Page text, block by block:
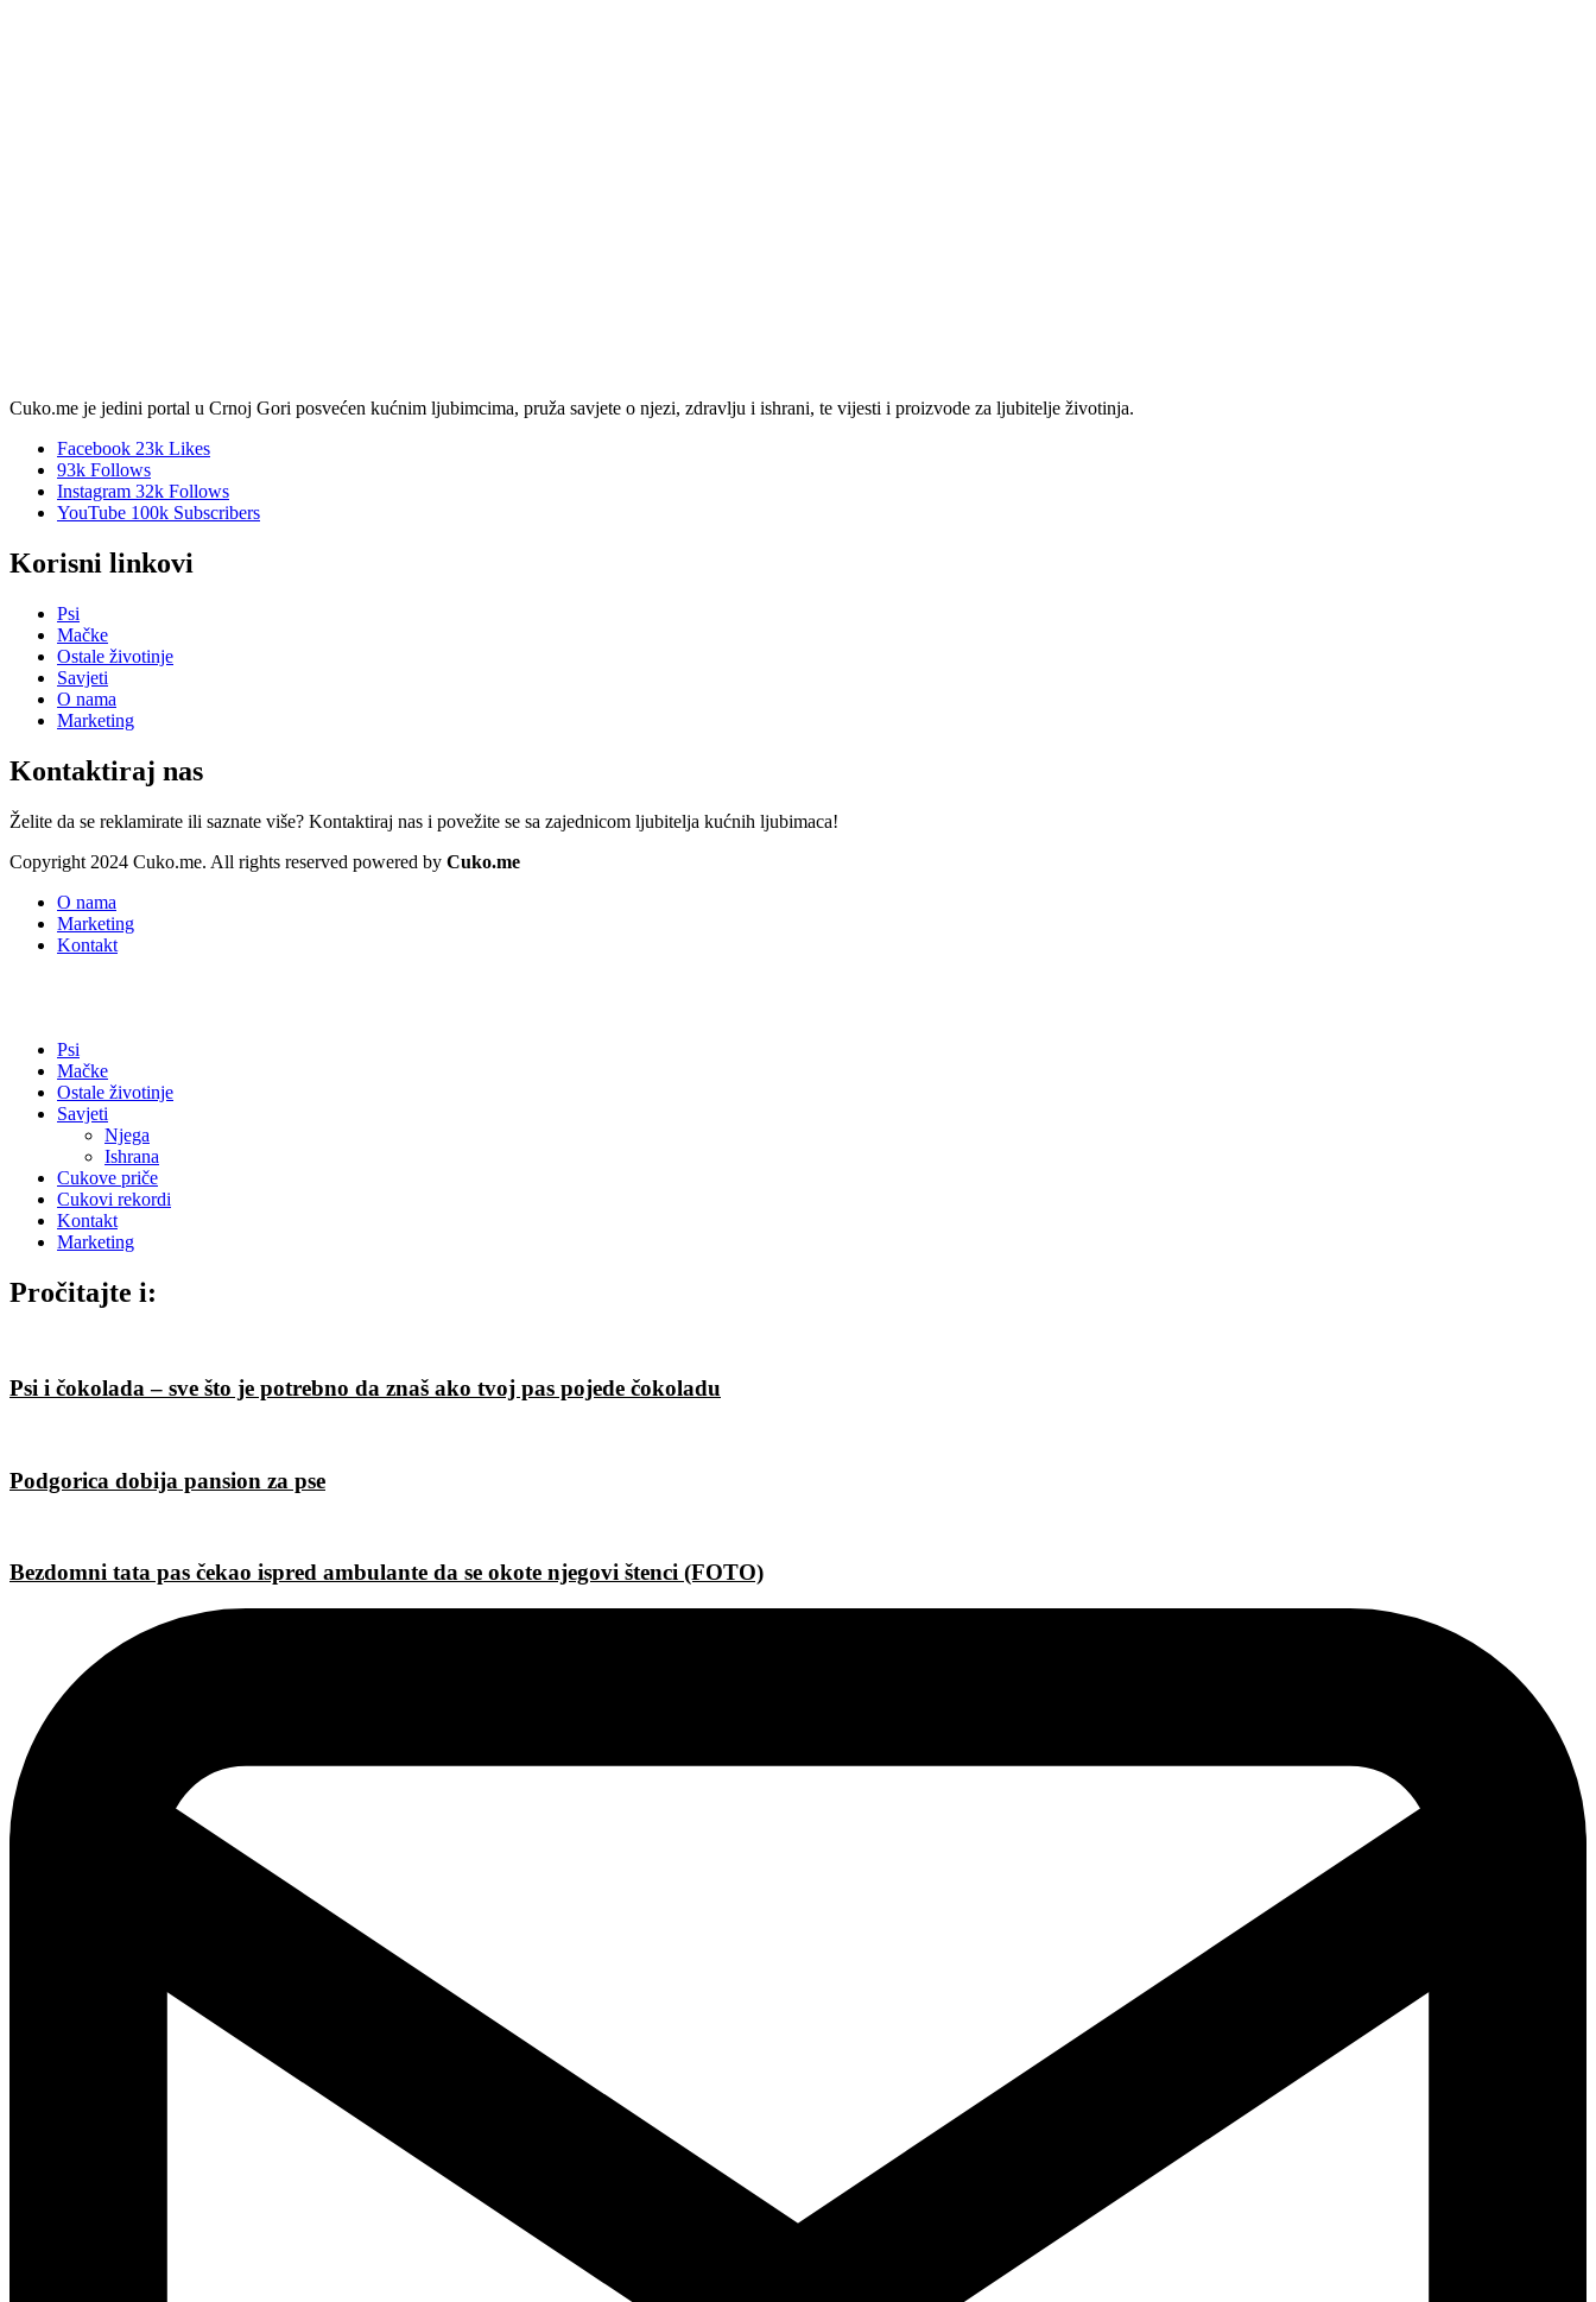
Cuko.me je jedini portal u Crnoj Gori posvećen kućnim ljubimcima, pruža savjete o njezi, zdravlju i ishrani, te vijesti i proizvode za ljubitelje životinja.
Facebook 23k Likes
93k Follows
Instagram 32k Follows
YouTube 100k Subscribers
Korisni linkovi
Psi
Mačke
Ostale životinje
Savjeti
O nama
Marketing
Kontaktiraj nas
Želite da se reklamirate ili saznate više? Kontaktiraj nas i povežite se sa zajednicom ljubitelja kućnih ljubimaca!
Copyright 2024 Cuko.me. All rights reserved powered by Cuko.me
O nama
Marketing
Kontakt
Psi
Mačke
Ostale životinje
Savjeti
Njega
Ishrana
Cukove priče
Cukovi rekordi
Kontakt
Marketing
Pročitajte i:
Psi i čokolada – sve što je potrebno da znaš ako tvoj pas pojede čokoladu
Podgorica dobija pansion za pse
Bezdomni tata pas čekao ispred ambulante da se okote njegovi štenci (FOTO)